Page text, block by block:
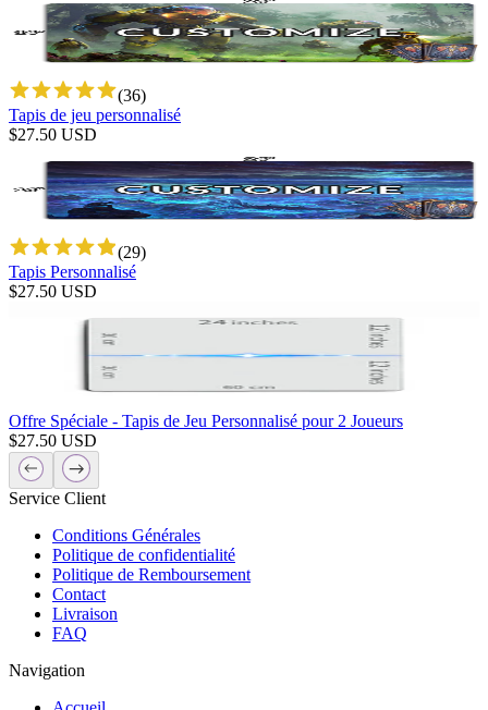
(36)
Tapis de jeu personnalisé
$27.50 USD
(29)
Tapis Personnalisé
$27.50 USD
Offre Spéciale - Tapis de Jeu Personnalisé pour 2 Joueurs
$27.50 USD
Service Client
Conditions Générales
Politique de confidentialité
Politique de Remboursement
Contact
Livraison
FAQ
Navigation